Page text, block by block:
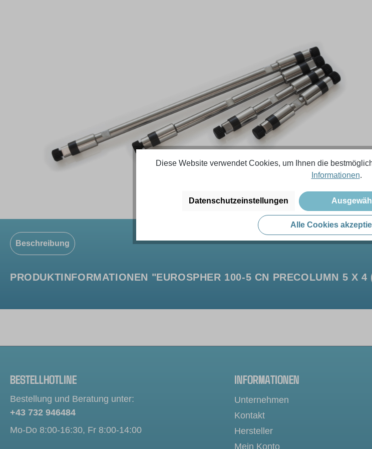
Beschreibung
PRODUKTINFORMATIONEN "EUROSPHER 100-5 CN PRECOLUMN 5 X
BESTELLHOTLINE
Bestellung und Beratung unter:
+43 732 946484
Mo-Do 8:00-16:30, Fr 8:00-14:00
INFORMATIONEN
Unternehmen
Kontakt
Hersteller
Mein Konto
Diese Website verwendet Cookies, um Ihnen die
Informationen.
Datenschutzeinstellungen
Alle Cookies